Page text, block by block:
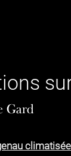
Gard